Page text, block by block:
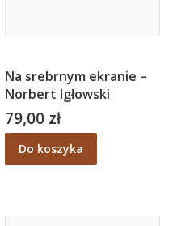
Na srebrnym ekranie –
Norbert Igłowski
Cena
79,00 zł
Do koszyka